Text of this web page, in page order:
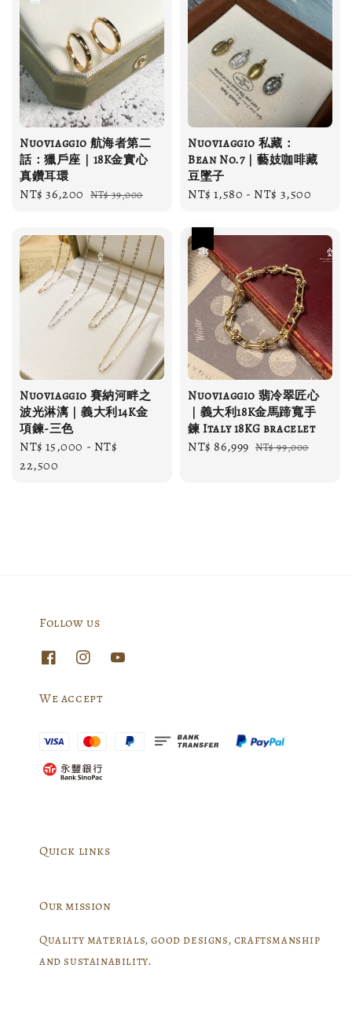
Nuoviaggio 航海者第二
話：獵戶座｜18K金實心
真鑽耳環
Sale
NT$ 36,200 Regular
NT$ 39,000
Nuoviaggio 私藏：
Bean No.7｜藝妓咖啡藏
豆墜子
Regular
NT$ 1,580 - NT$ 3,500
Nuoviaggio 賽納河畔之
波光淋漓｜義大利14K金
項鍊-三色
Regular
price
NT$ 15,000 - NT$
22,500
Nuoviaggio 翡冷翠匠心
｜義大利18K金馬蹄寬手
鍊 Italy 18KG bracelet
Sale
NT$ 86,999 Regular
NT$ 99,000
Follow us
We accept
Quick links
Our mission
Quality materials, good designs, craftsmanship
and sustainability.